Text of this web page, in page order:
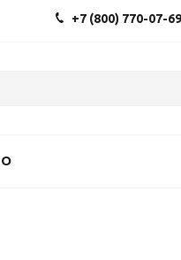
+7 (800) 770-07-69